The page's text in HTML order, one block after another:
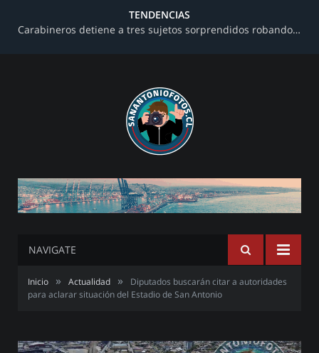
TENDENCIAS
Carabineros detiene a tres sujetos sorprendidos robando al interior de una farmacia en avenida Barros Luco
NAVIGATE
Inicio » Actualidad »
Diputados buscarán citar a autoridades
para aclarar situación del Estadio de San Antonio